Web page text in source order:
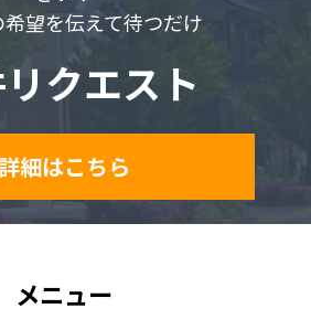
望を伝えて待つだけ
クエスト
詳細はこちら
メニュー